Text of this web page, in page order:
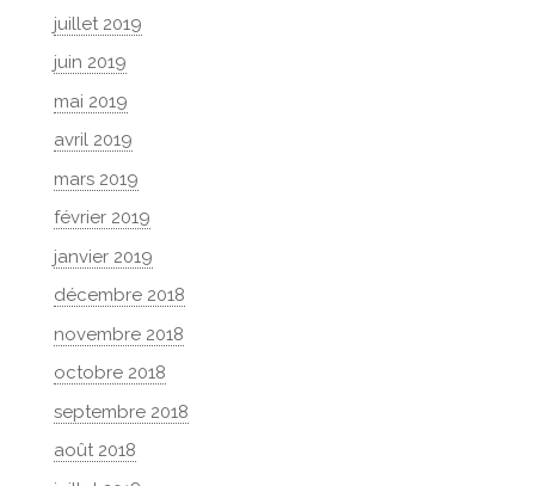
juillet 2019
juin 2019
mai 2019
avril 2019
mars 2019
février 2019
janvier 2019
décembre 2018
novembre 2018
octobre 2018
septembre 2018
août 2018